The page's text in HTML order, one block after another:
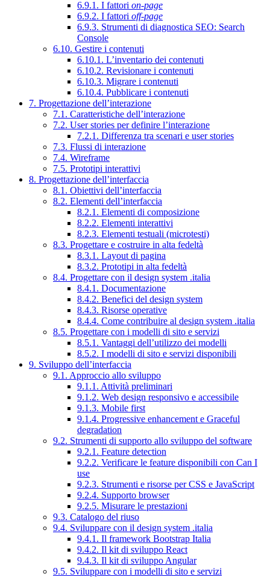
6.9.1. I fattori on-page
6.9.2. I fattori off-page
6.9.3. Strumenti di diagnostica SEO: Search
Console
6.10. Gestire i contenuti
6.10.1. L’inventario dei contenuti
6.10.2. Revisionare i contenuti
6.10.3. Migrare i contenuti
6.10.4. Pubblicare i contenuti
7. Progettazione dell’interazione
7.1. Caratteristiche dell’interazione
7.2. User stories per definire l’interazione
7.2.1. Differenza tra scenari e user stories
7.3. Flussi di interazione
7.4. Wireframe
7.5. Prototipi interattivi
8. Progettazione dell’interfaccia
8.1. Obiettivi dell’interfaccia
8.2. Elementi dell’interfaccia
8.2.1. Elementi di composizione
8.2.2. Elementi interattivi
8.2.3. Elementi testuali (microtesti)
8.3. Progettare e costruire in alta fedeltà
8.3.1. Layout di pagina
8.3.2. Prototipi in alta fedeltà
8.4. Progettare con il design system .italia
8.4.1. Documentazione
8.4.2. Benefici del design system
8.4.3. Risorse operative
8.4.4. Come contribuire al design system .italia
8.5. Progettare con i modelli di sito e servizi
8.5.1. Vantaggi dell’utilizzo dei modelli
8.5.2. I modelli di sito e servizi disponibili
9. Sviluppo dell’interfaccia
9.1. Approccio allo sviluppo
9.1.1. Attività preliminari
9.1.2. Web design responsivo e accessibile
9.1.3. Mobile first
9.1.4. Progressive enhancement e Graceful
degradation
9.2. Strumenti di supporto allo sviluppo del software
9.2.1. Feature detection
9.2.2. Verificare le feature disponibili con Can I
use
9.2.3. Strumenti e risorse per CSS e JavaScript
9.2.4. Supporto browser
9.2.5. Misurare le prestazioni
9.3. Catalogo del riuso
9.4. Sviluppare con il design system .italia
9.4.1. Il framework Bootstrap Italia
9.4.2. Il kit di sviluppo React
9.4.3. Il kit di sviluppo Angular
9.5. Sviluppare con i modelli di sito e servizi